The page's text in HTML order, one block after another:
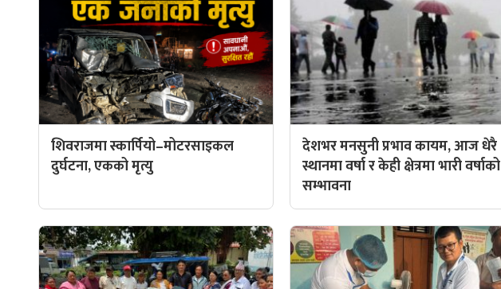
शिवराजमा स्कार्पियो–मोटरसाइकल
दुर्घटना, एकको मृत्यु
देशभर मनसुनी प्रभाव कायम, आज धेरै
स्थानमा वर्षा र केही क्षेत्रमा भारी वर्षाको
सम्भावना